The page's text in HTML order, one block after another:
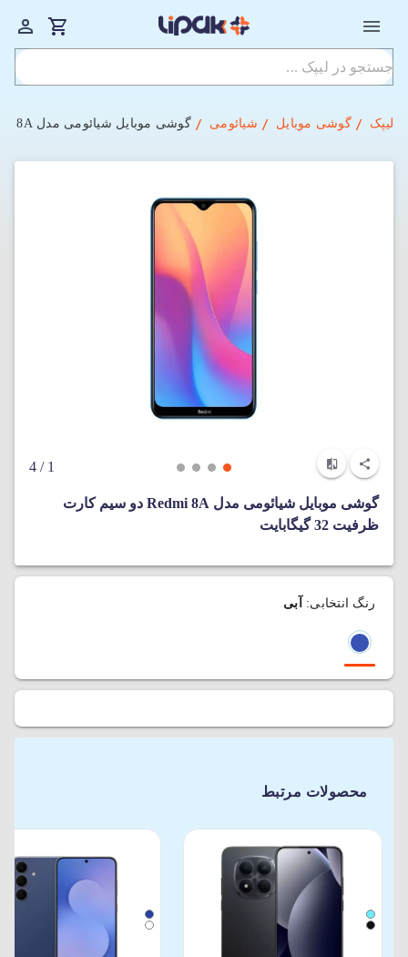
لیپک گوشی موبایل شیائومی گوشی موبایل شیائومی مدل Redmi 8A دو سیم‌ کارت ظرفیت 32 گیگابایت
1
/ 4
گوشی موبایل شیائومی مدل Redmi 8A دو سیم‌ کارت
ظرفیت 32 گیگابایت
رنگ انتخابی: آبی
محصولات مرتبط